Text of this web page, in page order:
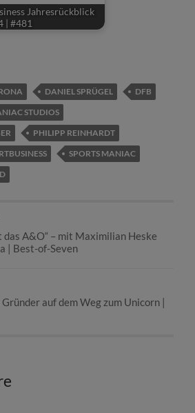
Jahresrückblick
| #481
DANIEL SPRÜGEL
DFB
STUDIOS
PHILIPP REINHARDT
SPORTS MANIAC
A&O“ – mit Maximilian Heske
| Best-of-Seven
auf dem Weg zum Unicorn |